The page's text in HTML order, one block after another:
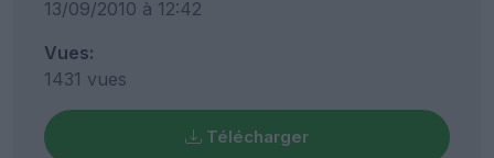
13/09/2010 à 12:42
Vues:
1431 vues
Télécharger